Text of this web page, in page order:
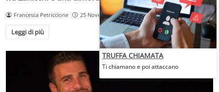
Francesca Petriccione 25 Novembre 2025
Leggi di più
TRUFFA CHIAMATA
Ti chiamano e poi attaccano